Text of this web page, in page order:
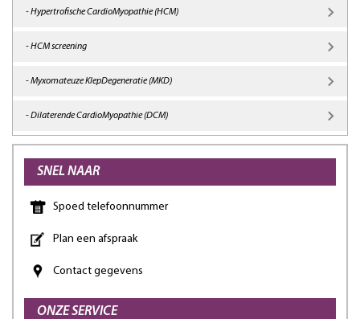
- Hypertrofische CardioMyopathie (HCM)
- HCM screening
- Myxomateuze KlepDegeneratie (MKD)
- Dilaterende CardioMyopathie (DCM)
SNEL NAAR
Spoed telefoonnummer
Plan een afspraak
Contact gegevens
ONZE SERVICE